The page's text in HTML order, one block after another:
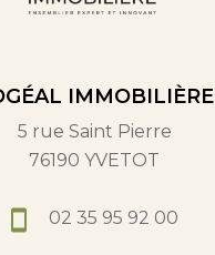
IMMOBILIÈRE
5 rue Saint Pierre
76190 YVETOT
02 35 95 92 00